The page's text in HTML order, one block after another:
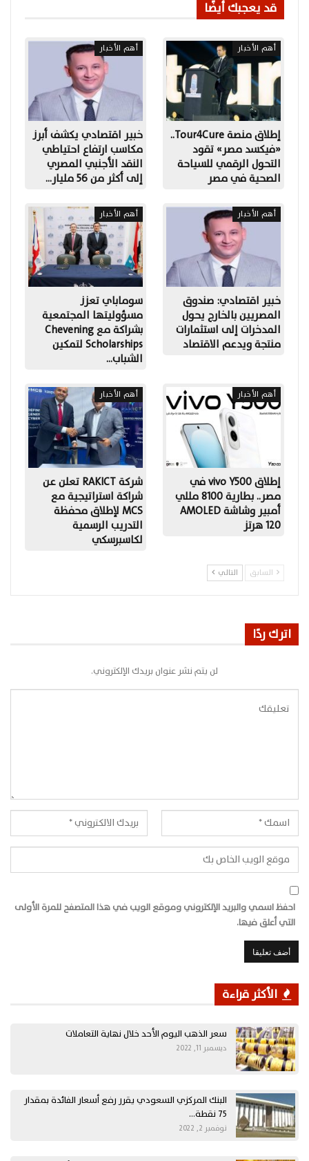
قد يعجبك أيضًا
أهم الأخبار
إطلاق منصة Tour4Cure..
«فيكسد مصر» تقود
التحول الرقمي للسياحة
الصحية في مصر
أهم الأخبار
خبير اقتصادي يكشف أبرز
مكاسب ارتفاع احتياطي
النقد الأجنبي المصري
إلى أكثر من 56 مليار…
أهم الأخبار
خبير اقتصادي: صندوق
المصريين بالخارج يحول
المدخرات إلى استثمارات
منتجة ويدعم الاقتصاد
أهم الأخبار
سوماباي تعزز
مسؤوليتها المجتمعية
بشراكة مع Chevening
Scholarships لتمكين
الشباب…
أهم الأخبار
إطلاق vivo Y500 في
مصر.. بطارية 8100 مللي
أمبير وشاشة AMOLED
120 هرتز
أهم الأخبار
شركة RAKICT تعلن عن
شراكة استراتيجية مع
MCS لإطلاق محفظة
التدريب الرسمية
لكاسبرسكي
السابق التالي
اترك ردًا
لن يتم نشر عنوان بريدك الإلكتروني.
احفظ اسمي والبريد الإلكتروني وموقع الويب في هذا المتصفح للمرة الأولى
التي أعلق فيها.
الأكثر قراءة
سعر الذهب اليوم الأحد خلال نهاية التعاملات
ديسمبر 11, 2022
البنك المركزي السعودي يقرر رفع أسعار الفائدة بمقدار
75 نقطة…
نوفمبر 2, 2022